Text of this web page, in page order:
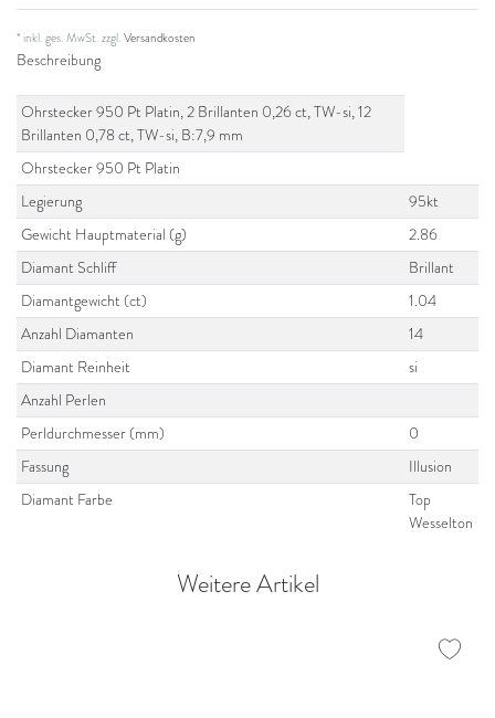
* inkl. ges. MwSt. zzgl.Versandkosten
Beschreibung
Ohrstecker 950 Pt Platin, 2 Brillanten 0,26 ct, TW-si, 12
Brillanten 0,78 ct, TW-si, B:7,9 mm
Ohrstecker 950 Pt Platin
Legierung
95kt
Gewicht Hauptmaterial (g)
2.86
Diamant Schliff
Brillant
Diamantgewicht (ct)
1.04
Anzahl Diamanten
14
Diamant Reinheit
si
Anzahl Perlen
Perldurchmesser (mm)
0
Fassung
Illusion
Diamant Farbe
Top
Wesselton
Weitere Artikel